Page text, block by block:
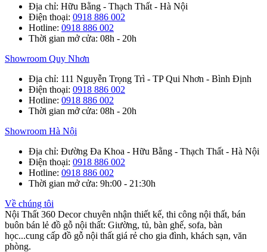
Địa chỉ: Hữu Bằng - Thạch Thất - Hà Nội
Điện thoại: 0918 886 002
Hotline: 0918 886 002
Thời gian mở cửa: 08h - 20h
Showroom Quy Nhơn
Địa chỉ: 111 Nguyễn Trọng Trì - TP Qui Nhơn - Bình Định
Điện thoại: 0918 886 002
Hotline: 0918 886 002
Thời gian mở cửa: 08h - 20h
Showroom Hà Nội
Địa chỉ: Đường Đa Khoa - Hữu Bằng - Thạch Thất - Hà Nội
Điện thoại: 0918 886 002
Hotline: 0918 886 002
Thời gian mở cửa: 9h:00 - 21:30h
Về chúng tôi
Nội Thất 360 Decor chuyên nhận thiết kế, thi công nội thất, bán
buôn bán lẻ đồ gỗ nội thất: Giường, tủ, bàn ghế, sofa, bàn
học...cung cấp đồ gỗ nội thất giá rẻ cho gia đình, khách sạn, văn
phòng.